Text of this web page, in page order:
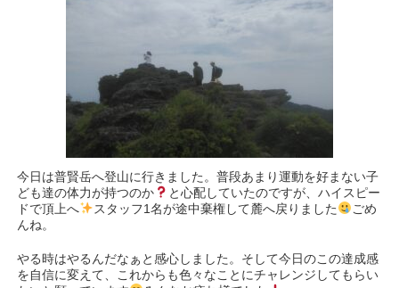
今日は普賢岳へ登山に行きました。普段あまり運動を好まない子
ども達の体力が持つのか
と心配していたのですが、ハイスピー
ドで頂上へ
スタッフ1名が途中棄権して麓へ戻りました
ごめ
んね。
やる時はやるんだなぁと感心しました。そして今日のこの達成感
を自信に変えて、これからも色々なことにチャレンジしてもらい